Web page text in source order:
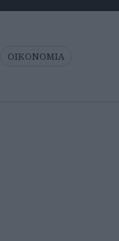
ΟΙΚΟΝΟΜΙΑ